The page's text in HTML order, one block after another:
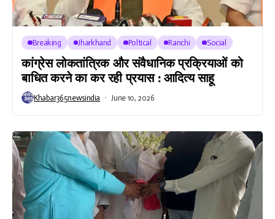
Breaking Jharkhand Poltical Ranchi Social
कांग्रेस लोकतांत्रिक और संवैधानिक प्रक्रियाओं को
बाधित करने का कर रही प्रयास : आदित्य साहू
Khabar365newsindia June 10, 2026